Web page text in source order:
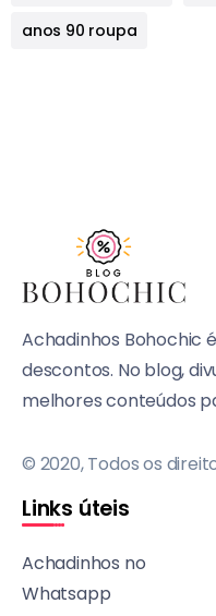
anos 90 roupa
Achadinhos Bohochic
descontos. No blog,
melhores conteúdos
© 2020, Todos os
Links úteis
Achadinhos no
Whatsapp